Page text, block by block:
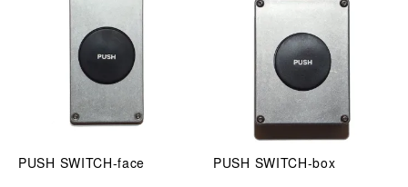
PUSH SWITCH-face
PUSH SWITCH-box